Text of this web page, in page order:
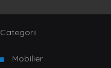
Categorii
Mobilier